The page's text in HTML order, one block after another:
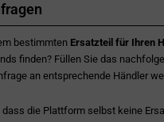
bestimmten Ersatzteil für Ihren
finden? Füllen Sie das
an entsprechende Händler
die Plattform selbst keine